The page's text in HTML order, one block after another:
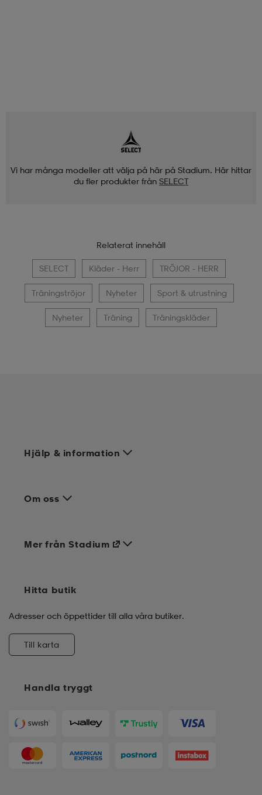
Vi har många modeller att välja på här på Stadium. Här hittar
du fler produkter från SELECT
Relaterat innehåll
SELECT Kläder - Herr TRÖJOR - HERR
Träningströjor Nyheter Sport & utrustning
Nyheter Träning Träningskläder
Hjälp & information
Om oss
Handla tryggt
Mer från Stadium
Hitta butik
Adresser och öppettider till alla våra butiker.
Till karta